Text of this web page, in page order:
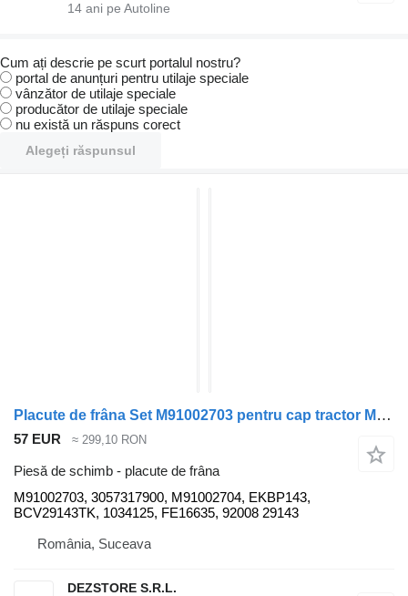
14 ani pe Autoline
Cum ați descrie pe scurt portalul nostru?
portal de anunțuri pentru utilaje speciale
vânzător de utilaje speciale
producător de utilaje speciale
nu există un răspuns corect
Alegeți răspunsul
Placute de frâna Set M91002703 pentru cap tractor MAN L2000
57 EUR ≈ 299,10 RON
Piesă de schimb - placute de frâna
M91002703, 3057317900, M91002704, EKBP143,
BCV29143TK, 1034125, FE16635, 92008 29143
România, Suceava
DEZSTORE S.R.L.